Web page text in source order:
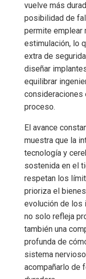
vuelve más
posibilidad de
permite emplear
estimulación, lo
extra de
diseñar
equilibrar
consideraciones
proceso.
El avance
muestra que la
tecnología y
sostenida en el
respetan los
prioriza el
evolución de los
no solo refleja
también una
profunda de
sistema
acompañarlo de